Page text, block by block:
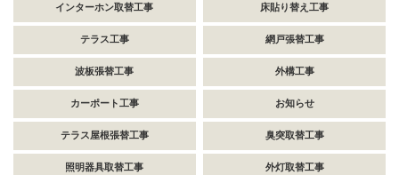
インターホン取替工事 床貼り替え工事
テラス工事 網戸張替工事
波板張替工事 外構工事
カーポート工事 お知らせ
テラス屋根張替工事 臭突取替工事
照明器具取替工事 外灯取替工事